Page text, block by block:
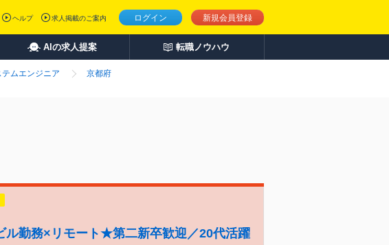
ログイン 新規会員登録
ヘルプ 求人掲載のご案内
AIの求人提案 転職ノウハウ
ムエンジニア
京都府
ル勤務×リモート★第二新卒歓迎／20代活躍